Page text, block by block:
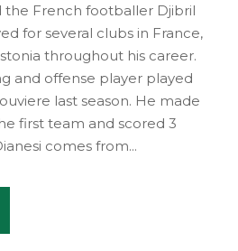
the French footballer Djibril
for several clubs in France,
throughout his career.
and offense player played
last season. He made
first team and scored 3
comes from...